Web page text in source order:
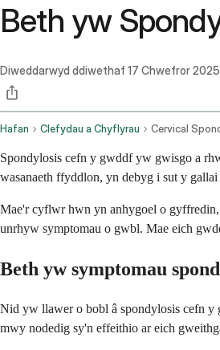
Beth yw
Diweddarwyd ddiwethaf 17 Chwefror 2025
Hafan Clefydau a Chyflyrau Cervical
Spondylosis cefn y gwddf yw gwisgo a
wasanaeth ffyddlon, yn debyg i sut y
Mae'r cyflwr hwn yn anhygoel o
unrhyw symptomau o gwbl. Mae eich
Beth yw symptomau
Nid yw llawer o bobl â spondylosis cefn y
mwy nodedig sy'n effeithio ar eich